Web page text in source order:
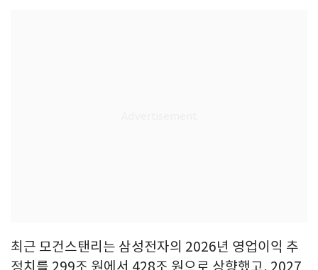
최근 모건스탠리는 삼성전자의 2026년 영업이익 추